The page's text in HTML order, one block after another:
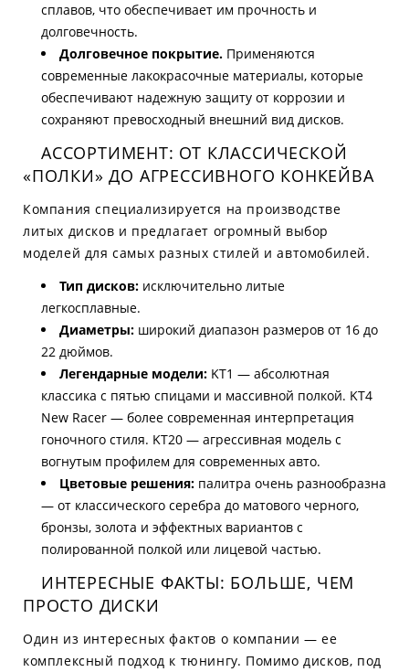
сплавов, что обеспечивает им прочность и
долговечность.
Долговечное покрытие. Применяются
современные лакокрасочные материалы, которые
обеспечивают надежную защиту от коррозии и
сохраняют превосходный внешний вид дисков.
АССОРТИМЕНТ: ОТ КЛАССИЧЕСКОЙ
«ПОЛКИ» ДО АГРЕССИВНОГО КОНКЕЙВА
Компания специализируется на производстве
литых дисков и предлагает огромный выбор
моделей для самых разных стилей и автомобилей.
Тип дисков: исключительно литые
легкосплавные.
Диаметры: широкий диапазон размеров от 16 до
22 дюймов.
Легендарные модели: KT1 — абсолютная
классика с пятью спицами и массивной полкой. KT4
New Racer — более современная интерпретация
гоночного стиля. KT20 — агрессивная модель с
вогнутым профилем для современных авто.
Цветовые решения: палитра очень разнообразна
— от классического серебра до матового черного,
бронзы, золота и эффектных вариантов с
полированной полкой или лицевой частью.
ИНТЕРЕСНЫЕ ФАКТЫ: БОЛЬШЕ, ЧЕМ
ПРОСТО ДИСКИ
Один из интересных фактов о компании — ее
комплексный подход к тюнингу. Помимо дисков, под